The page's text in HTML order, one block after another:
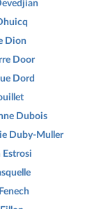
Dion
Door
Dord
Dubois
Duby-Muller
Estrosi